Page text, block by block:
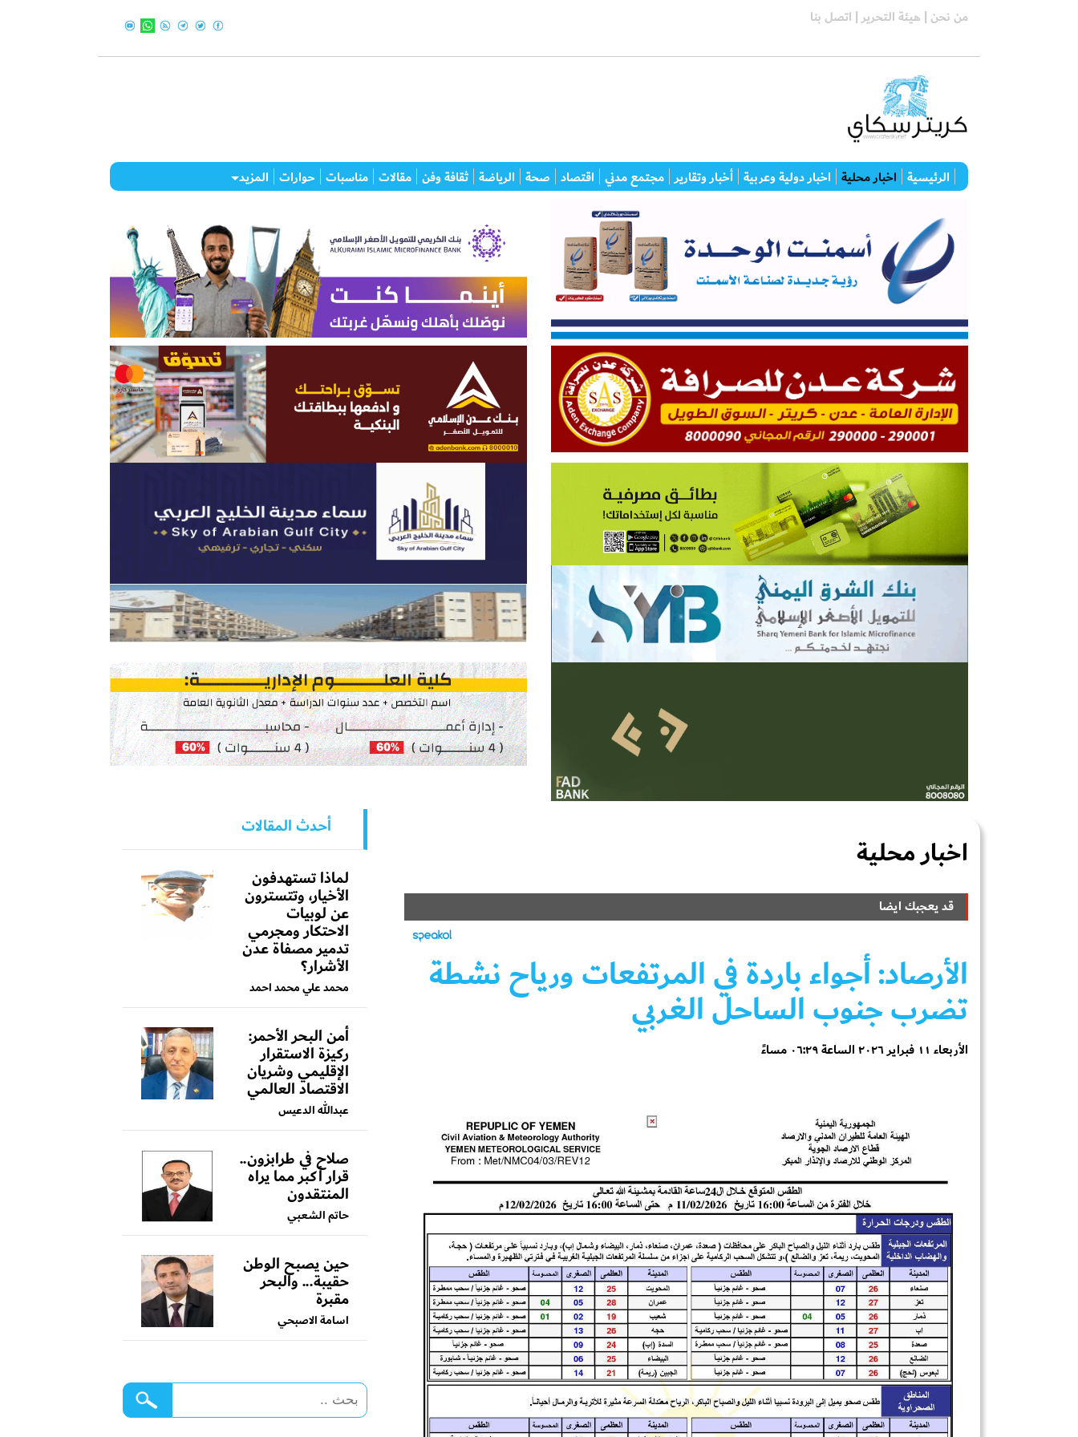
من نحن | هيئة التحرير | اتصل بنا
الرئيسية اخبار محلية اخبار دولية وعربية أخبار وتقارير مجتمع مدني اقتصاد صحة الرياضة ثقافة وفن مقالات مناسبات حوارات المزيد
اخبار محلية
قد يعجبك ايضا
الأرصاد: أجواء باردة في المرتفعات ورياح نشطة
تضرب جنوب الساحل الغربي
الأربعاء ١١ فبراير ٢٠٢٦ الساعة ٠٦:٢٩ مساءً
أحدث المقالات
لماذا تستهدفون
الأخيار، وتتسترون
عن لوبيات
الاحتكار ومجرمي
تدمير مصفاة عدن
الأشرار؟
محمد علي محمد احمد
أمن البحر الأحمر:
ركيزة الاستقرار
الإقليمي وشريان
الاقتصاد العالمي
عبدالله الدعيس
صلاح في طرابزون..
قرار أكبر مما يراه
المنتقدون
حاتم الشعبي
حين يصبح الوطن
حقيبة... والبحر
مقبرة
اسامة الاصبحي